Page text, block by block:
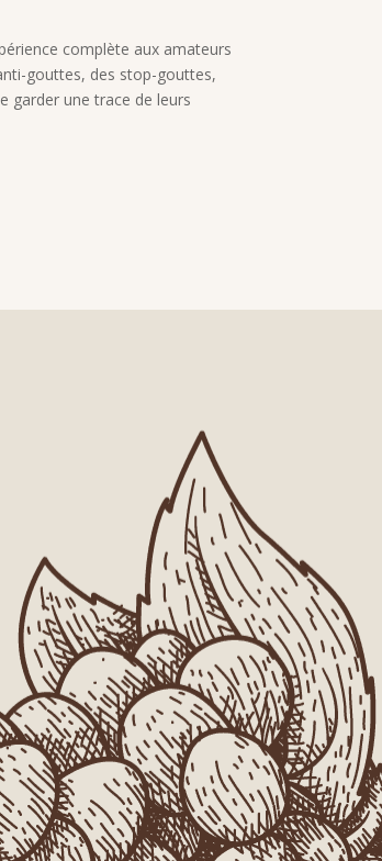
complète aux amateurs
gouttes, des stop-gouttes,
garder une trace de leurs